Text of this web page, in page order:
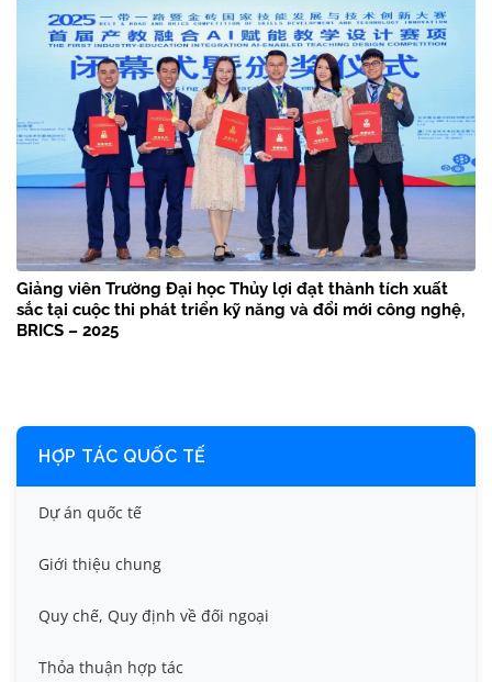
Giảng viên Trường Đại học Thủy lợi đạt thành tích xuất
sắc tại cuộc thi phát triển kỹ năng và đổi mới công nghệ,
BRICS – 2025
HỢP TÁC QUỐC TẾ
Dự án quốc tế
Giới thiệu chung
Quy chế, Quy định về đối ngoại
Thỏa thuận hợp tác